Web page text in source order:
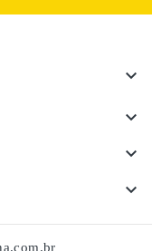



